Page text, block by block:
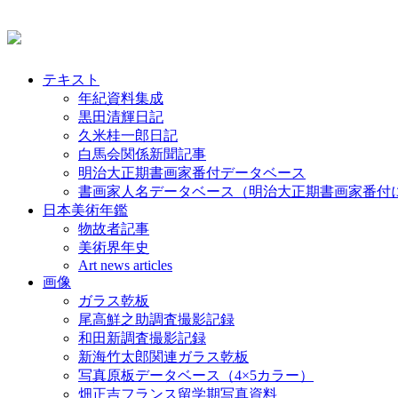
テキスト
年紀資料集成
黒田清輝日記
久米桂一郎日記
白馬会関係新聞記事
明治大正期書画家番付データベース
書画家人名データベース（明治大正期書画家番付
日本美術年鑑
物故者記事
美術界年史
Art news articles
画像
ガラス乾板
尾高鮮之助調査撮影記録
和田新調査撮影記録
新海竹太郎関連ガラス乾板
写真原板データベース（4×5カラー）
畑正吉フランス留学期写真資料